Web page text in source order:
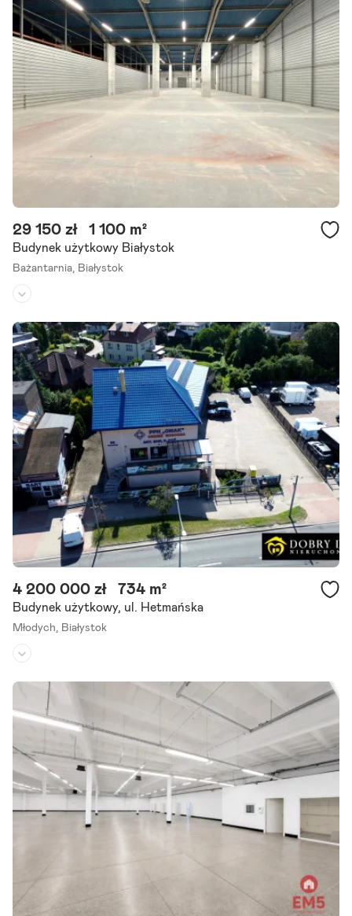
Na sprzedaż garaż ul. Jurowiecka, białystok Cena: 89 000 zł Powie
rzchnia: 18 m Doskonała lokalizacja centrum miasta Zapraszamy na
prezentację. Szanując dobre obyczaje oraz prywatność.
Szczegóły ogłoszenia
Budynek użytkowy Białystok
Bażantarnia, Białystok
29 150 zł 1 100 m²
Przeznaczenie:produkcyjno-magazynowe
Powierzchnia działki:-
Do wynajęcia hala magazynowa o powierzchni 1100 m , zlokalizowan
a w Białymstoku. Obiekt idealny dla firm poszukujących funkcjonaln
ej przestrzeni magazynowej lub produkcyjnej. Parametry.
Szczegóły ogłoszenia
Budynek użytkowy, ul. Hetmańska
Młodych, Białystok
4 200 000 zł 734 m²
Przeznaczenie: handlowo-usługowe
Powierzchnia działki:
Wyjątkowa nieruchomość inwestycyjna | Białystok | Hetmańska | G
otowy biznes Na sprzedaż wyjątkowa nieruchomość inwestycyjna
położona przy ul. Hetmańskiej 59 w Białymstoku. To oferta, która.
Szczegóły ogłoszenia